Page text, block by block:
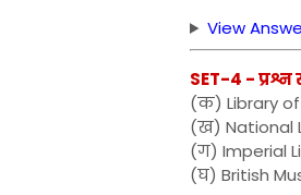
View
SET-4 -
(क) Library
(ख) National
(ग) Imperial
(घ) British